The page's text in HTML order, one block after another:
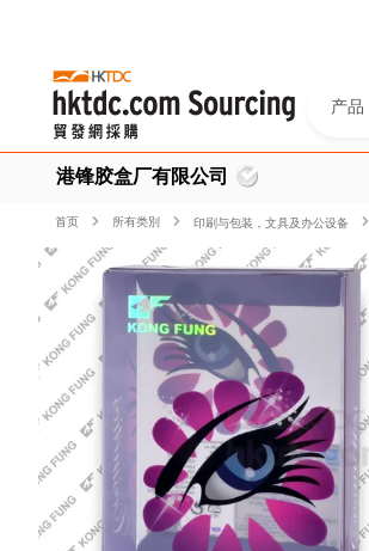
产品
港锋胶盒厂有限公司
首页 所有类別 印刷与包装，文具及办公设备